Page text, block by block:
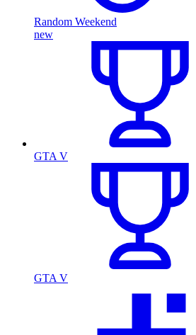
Random Weekend
new
GTA V
GTA V